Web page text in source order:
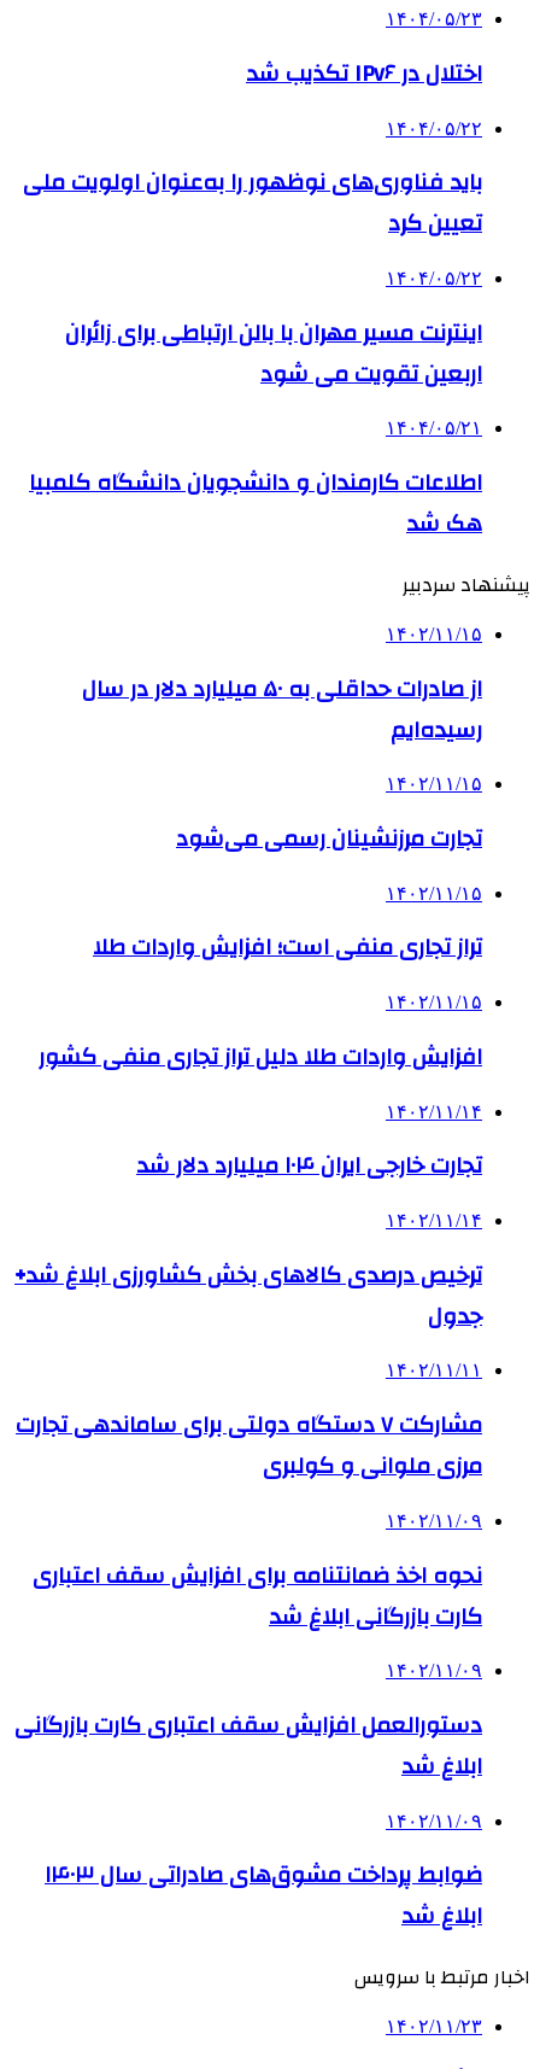
۱۴۰۴/۰۵/۲۳
اختلال در IPv۶ تکذیب شد
۱۴۰۴/۰۵/۲۲
باید فناوری‌های نوظهور را به‌عنوان اولویت ملی
تعیین کرد
۱۴۰۴/۰۵/۲۲
اینترنت مسیر مهران با بالن ارتباطی برای زائران
اربعین تقویت می شود
۱۴۰۴/۰۵/۲۱
اطلاعات کارمندان و دانشجویان دانشگاه کلمبیا
هک شد
پیشنهاد سردبیر
۱۴۰۲/۱۱/۱۵
از صادرات حداقلی به ۵۰ میلیارد دلار در سال
رسیده‌ایم
۱۴۰۲/۱۱/۱۵
تجارت مرزنشینان رسمی می‌شود
۱۴۰۲/۱۱/۱۵
تراز تجاری منفی است؛ افزایش واردات طلا
۱۴۰۲/۱۱/۱۵
افزایش واردات طلا دلیل تراز تجاری منفی کشور
۱۴۰۲/۱۱/۱۴
تجارت خارجی ایران ۱۰۴ میلیارد دلار شد
۱۴۰۲/۱۱/۱۴
ترخیص درصدی کالاهای بخش کشاورزی ابلاغ شد+
جدول
۱۴۰۲/۱۱/۱۱
مشارکت ۷ دستگاه دولتی برای ساماندهی تجارت
مرزی ملوانی و کولبری
۱۴۰۲/۱۱/۰۹
نحوه اخذ ضمانتنامه برای افزایش سقف اعتباری
کارت بازرگانی ابلاغ شد
۱۴۰۲/۱۱/۰۹
دستورالعمل افزایش سقف اعتباری کارت بازرگانی
ابلاغ شد
۱۴۰۲/۱۱/۰۹
ضوابط پرداخت مشوق‌های صادراتی سال ۱۴۰۳
ابلاغ شد
اخبار مرتبط با سرویس
۱۴۰۲/۱۱/۲۳